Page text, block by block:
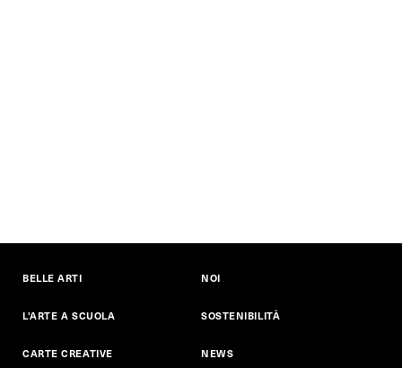
BELLE ARTI
L'ARTE A SCUOLA
CARTE CREATIVE
NOI
SOSTENIBILITÀ
NEWS